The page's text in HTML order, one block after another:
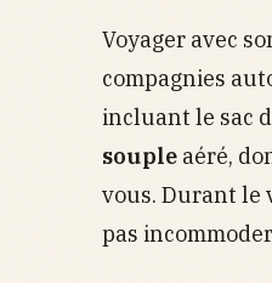
Voyager avec
compagnies
incluant le sac
souple aéré,
vous. Durant le
pas